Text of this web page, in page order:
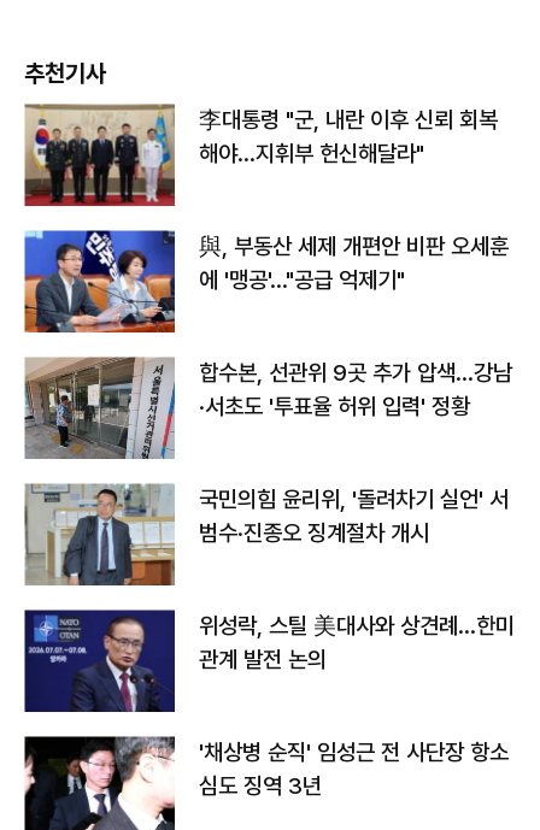
추천기사
李대통령 "군, 내란 이후 신뢰 회복
해야…지휘부 헌신해달라"
與, 부동산 세제 개편안 비판 오세훈
에 '맹공'…"공급 억제기"
합수본, 선관위 9곳 추가 압색…강남
·서초도 '투표율 허위 입력' 정황
국민의힘 윤리위, '돌려차기 실언' 서
범수·진종오 징계절차 개시
위성락, 스틸 美대사와 상견례…한미
관계 발전 논의
'채상병 순직' 임성근 전 사단장 항소
심도 징역 3년